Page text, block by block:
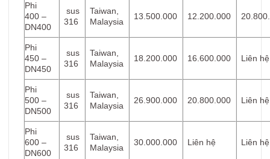
Phi
400 –
DN400
sus
316
Taiwan,
Malaysia
13.500.000 12.200.000
Phi
450 –
DN450
sus
316
Taiwan,
Malaysia
18.200.000 16.600.000 Liên hệ
Phi
500 –
DN500
sus
316
Taiwan,
Malaysia
26.900.000 20.800.000 Liên hệ
Phi
600 –
DN600
sus
316
Taiwan,
Malaysia
30.000.000 Liên hệ Liên hệ